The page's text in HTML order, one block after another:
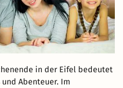
in der Eifel bedeutet
Abenteuer. Im